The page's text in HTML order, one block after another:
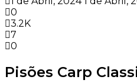
0
3.2K
7
0
Pisões Carp